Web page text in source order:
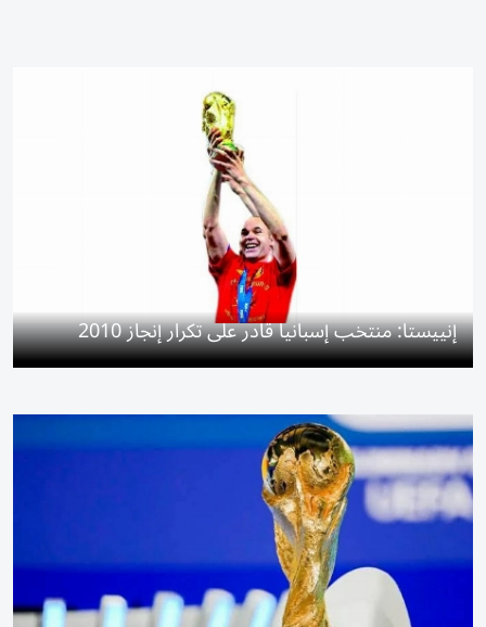
إنييستا: منتخب إسبانيا قادر على تكرار إنجاز 2010